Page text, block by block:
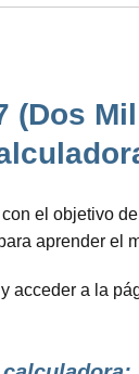
(Dos
el objetivo
aprender el
a la